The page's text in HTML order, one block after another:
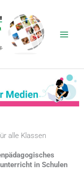
alle Klassen
in Schulen